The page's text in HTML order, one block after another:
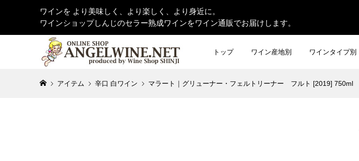
ワインを より美味しく、より楽しく、より身近に。
ワインショップしんじのセラー熟成ワインをワイン通販でお届けします。
トップ ワイン産地別 ワインタイプ別
アイテム 辛口 白ワイン マラート｜グリューナー・フェルトリーナー フルト [2019] 750ml